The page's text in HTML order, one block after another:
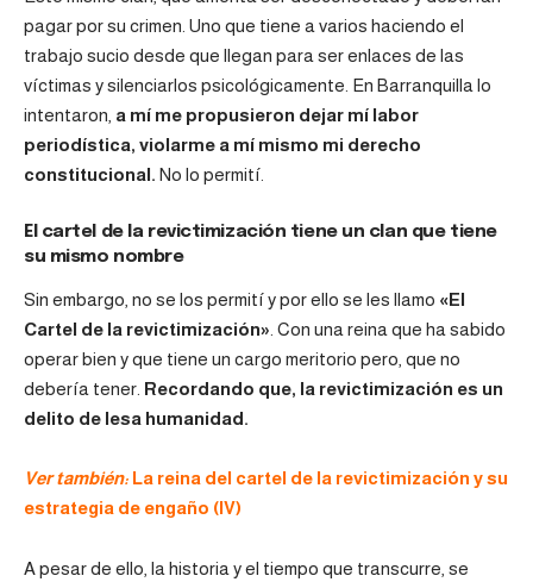
pagar por su crimen. Uno que tiene a varios haciendo el
trabajo sucio desde que llegan para ser enlaces de las
víctimas y silenciarlos psicológicamente. En Barranquilla lo
intentaron, a mí me propusieron dejar mí labor
periodística, violarme a mí mismo mi derecho
constitucional. No lo permití.
El cartel de la revictimización tiene un clan que tiene
su mismo nombre
Sin embargo, no se los permití y por ello se les llamo «El
Cartel de la revictimización» . Con una reina que ha sabido
operar bien y que tiene un cargo meritorio pero, que no
debería tener. Recordando que, la revictimización es un
delito de lesa humanidad.
Ver también: La reina del cartel de la revictimización y su
estrategia de engaño (IV)
A pesar de ello, la historia y el tiempo que transcurre, se